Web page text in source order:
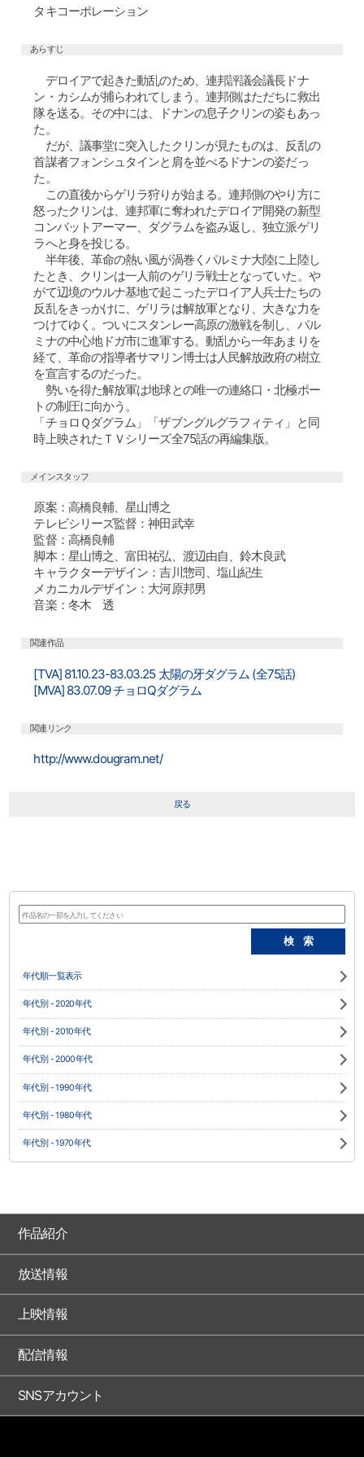
タキコーポレーション
あらすじ
デロイアで起きた動乱のため、連邦評議会議長ドナ
ン・カシムが捕らわれてしまう。連邦側はただちに救出
隊を送る。その中には、ドナンの息子クリンの姿もあっ
た。
だが、議事堂に突入したクリンが見たものは、反乱の
首謀者フォンシュタインと肩を並べるドナンの姿だっ
た。
この直後からゲリラ狩りが始まる。連邦側のやり方に
怒ったクリンは、連邦軍に奪われたデロイア開発の新型
コンバットアーマー、ダグラムを盗み返し、独立派ゲリ
ラへと身を投じる。
半年後、革命の熱い風が渦巻くパルミナ大陸に上陸し
たとき、クリンは一人前のゲリラ戦士となっていた。や
がて辺境のウルナ基地で起こったデロイア人兵士たちの
反乱をきっかけに、ゲリラは解放軍となり、大きな力を
つけてゆく。ついにスタンレー高原の激戦を制し、パル
ミナの中心地ドガ市に進軍する。動乱から一年あまりを
経て、革命の指導者サマリン博士は人民解放政府の樹立
を宣言するのだった。
勢いを得た解放軍は地球との唯一の連絡口・北極ポー
トの制圧に向かう。
「チョロＱダグラム」「ザブングルグラフィティ」と同
時上映されたＴＶシリーズ全75話の再編集版。
メインスタッフ
原案：高橋良輔、星山博之
テレビシリーズ監督：神田武幸
監督：高橋良輔
脚本：星山博之、富田祐弘、渡辺由自、鈴木良武
キャラクターデザイン：吉川惣司、塩山紀生
メカニカルデザイン：大河原邦男
音楽：冬木 透
関連作品
[TVA] 81.10.23-83.03.25 太陽の牙ダグラム (全75話)
[MVA] 83.07.09 チョロQダグラム
関連リンク
http://www.dougram.net/
戻る
年代順一覧表示
年代別 - 2020年代
年代別 - 2010年代
年代別 - 2000年代
年代別 - 1990年代
年代別 - 1980年代
年代別 - 1970年代
作品紹介
放送情報
上映情報
配信情報
SNSアカウント